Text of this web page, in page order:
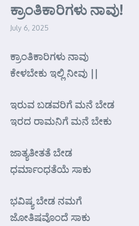
ಕ್ರಾಂತಿಕಾರಿಗಳು ನಾವು!
July 6, 2025
ಕ್ರಾಂತಿಕಾರಿಗಳು ನಾವು
ಕೇಳಬೇಕು ಇಲ್ಲಿ ನೀವು ||
ಇರುವ ಬಡವರಿಗೆ ಮನೆ ಬೇಡ
ಇರದ ರಾಮನಿಗೆ ಮನೆ ಬೇಕು
ಜಾತ್ಯತೀತತೆ ಬೇಡ
ಧರ್ಮಾಂಧತೆಯೆ ಸಾಕು
ಭವಿಷ್ಯ ಬೇಡ ನಮಗೆ
ಜೋತಿಷವೊಂದೆ ಸಾಕು